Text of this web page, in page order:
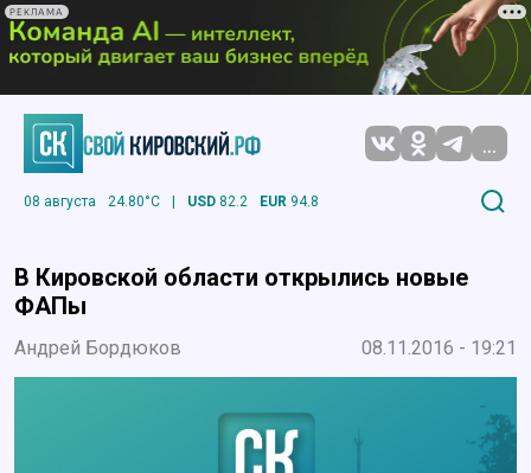
РЕКЛАМА
...
08 августа 24.80°C | USD 82.2 EUR 94.8
В Кировской области открылись новые
ФАПы
Андрей Бордюков 08.11.2016 - 19:21